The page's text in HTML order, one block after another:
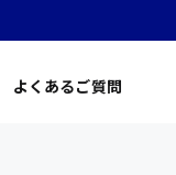
よくあるご質問